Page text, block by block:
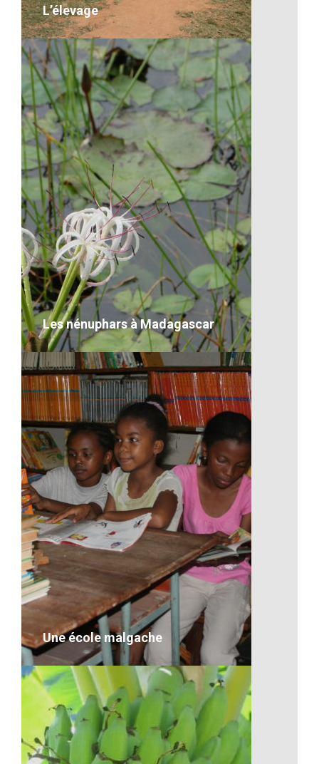
L’élevage
L’élevage
desc
VOIR LE DÉTAIL
Les nénuphars à Madagascar
Les nénuphars à Madagascar
VOIR LE DÉTAIL
Une école malgache